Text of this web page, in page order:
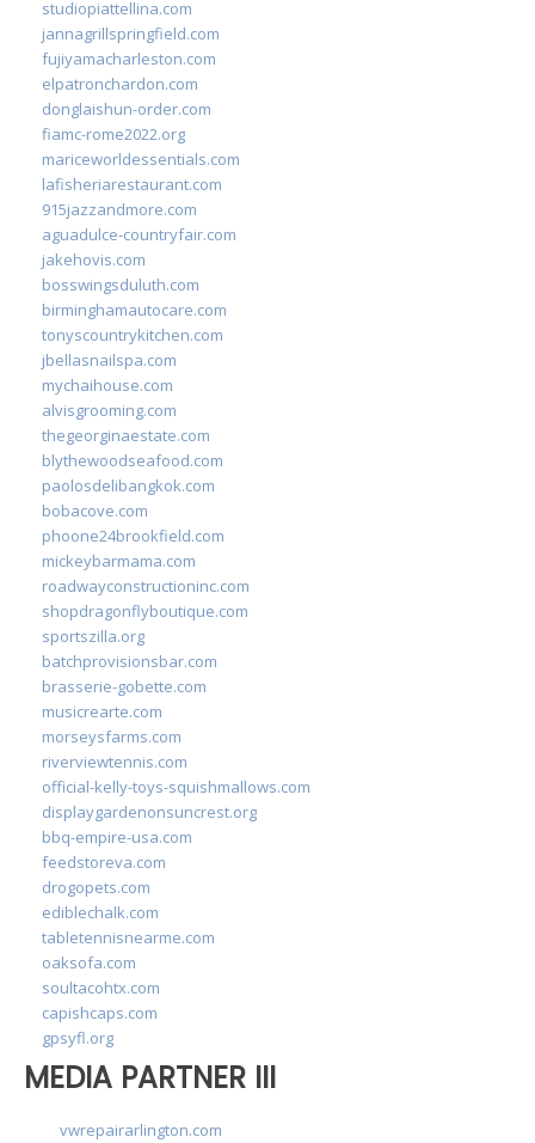
studiopiattellina.com
jannagrillspringfield.com
fujiyamacharleston.com
elpatronchardon.com
donglaishun-order.com
fiamc-rome2022.org
mariceworldessentials.com
lafisheriarestaurant.com
915jazzandmore.com
aguadulce-countryfair.com
jakehovis.com
bosswingsduluth.com
birminghamautocare.com
tonyscountrykitchen.com
jbellasnailspa.com
mychaihouse.com
alvisgrooming.com
thegeorginaestate.com
blythewoodseafood.com
paolosdelibangkok.com
bobacove.com
phoone24brookfield.com
mickeybarmama.com
roadwayconstructioninc.com
shopdragonflyboutique.com
sportszilla.org
batchprovisionsbar.com
brasserie-gobette.com
musicrearte.com
morseysfarms.com
riverviewtennis.com
official-kelly-toys-squishmallows.com
displaygardenonsuncrest.org
bbq-empire-usa.com
feedstoreva.com
drogopets.com
ediblechalk.com
tabletennisnearme.com
oaksofa.com
soultacohtx.com
capishcaps.com
gpsyfl.org
MEDIA PARTNER III
vwrepairarlington.com